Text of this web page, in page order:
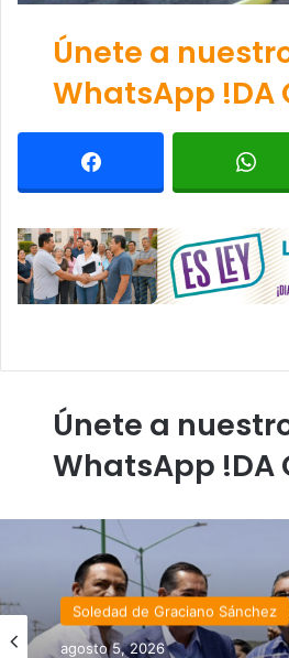
Únete a
WhatsApp !DA
Únete a
WhatsApp !DA
Soledad de Graciano Sánchez
agosto 5, 2026